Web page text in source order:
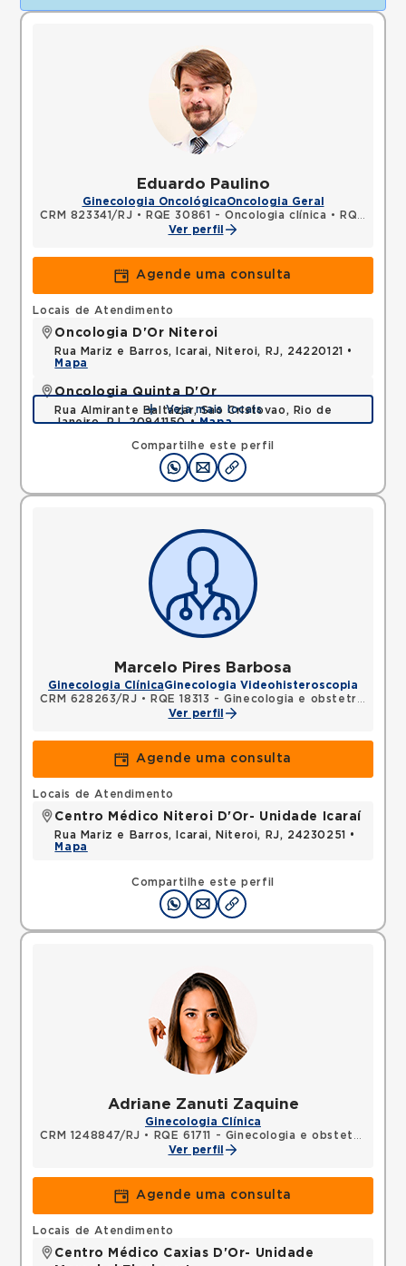
Eduardo Paulino
Ginecologia OncológicaOncologia Geral
CRM 823341/RJ • RQE 30861 - Oncologia clínica •
RQE 30862 - Clínica médica
Ver perfil
Agende uma consulta
Compartilhe este perfil
Locais de Atendimento
Oncologia D'Or Niteroi
Rua Mariz e Barros, Icarai, Niteroi, RJ, 24220121 •
Mapa
Oncologia Quinta D'Or
Rua Almirante Baltazar, Sao Cristovao, Rio de
Janeiro, RJ, 20941150 •Mapa
Veja mais locais
Marcelo Pires Barbosa
Ginecologia ClínicaGinecologia Videohisteroscopia
CRM 628263/RJ • RQE 18313 - Ginecologia e obstetrícia
Ver perfil
Agende uma consulta
Compartilhe este perfil
Locais de Atendimento
Centro Médico Niteroi D'Or- Unidade Icaraí
Rua Mariz e Barros, Icarai, Niteroi, RJ, 24230251 •
Mapa
Adriane Zanuti Zaquine
Ginecologia Clínica
CRM 1248847/RJ •
RQE 61711 - Ginecologia e obstetrícia
Ver perfil
Agende uma consulta
Locais de Atendimento
Centro Médico Caxias D'Or- Unidade